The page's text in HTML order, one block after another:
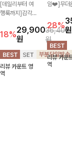
[데일리부터 여
행룩까지]감각
셔츠와 플레어
핏 반바지가 함
께 구성된 세트
아이템으로, 편
안하면서도 캐주
얼한 꾸안꾸룩을
18%29,900
원
36,400
원
리뷰 카운트 영
역
임❤️]무더
낭만같은
소재감에서
포인트와 금
로 고급스러
놓치지 말
28%원
리뷰 카운
역